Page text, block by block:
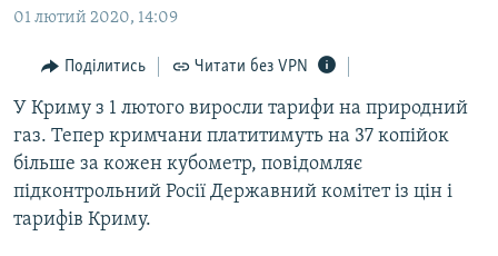
до
навігації
Перейти
до
пошуку
ПОЛІТИКА
БЛОГИ
ПОГЛЯД
ІНТЕРВ'Ю
ВСЕ ЗА ДЕНЬ
СПЕЦПРОЕКТИ
01 лютий 2020, 14:09
Поділитись Читати без VPN
У Криму з 1 лютого виросли тарифи на природний
газ. Тепер кримчани платитимуть на 37 копійок
більше за кожен кубометр, повідомляє
підконтрольний Росії Державний комітет із цін і
тарифів Криму.